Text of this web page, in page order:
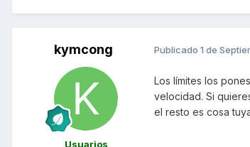
kymcong
Usuarios
Publicado 1 de
Los límites los
velocidad. Si
el resto es cosa